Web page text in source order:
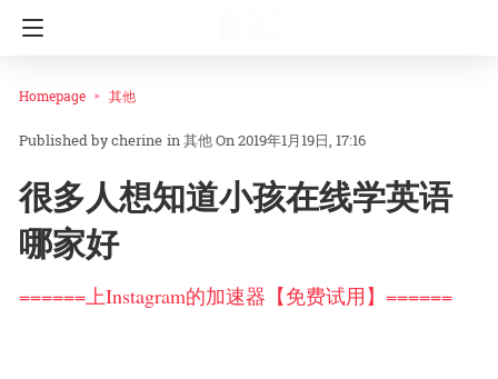
Homepage 其他
cherine in其他On 2019年1月19日, 17:16
很多人想知道小孩在线学英语
哪家好
======上Instagram的加速器【免费试用】======